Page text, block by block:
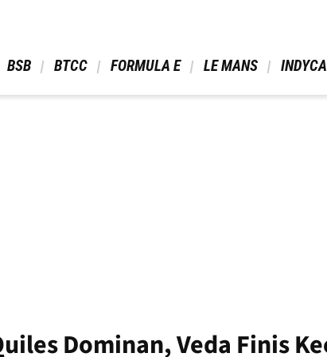
BSB BTCC FORMULA E LE MANS
Dominan, Veda Finis